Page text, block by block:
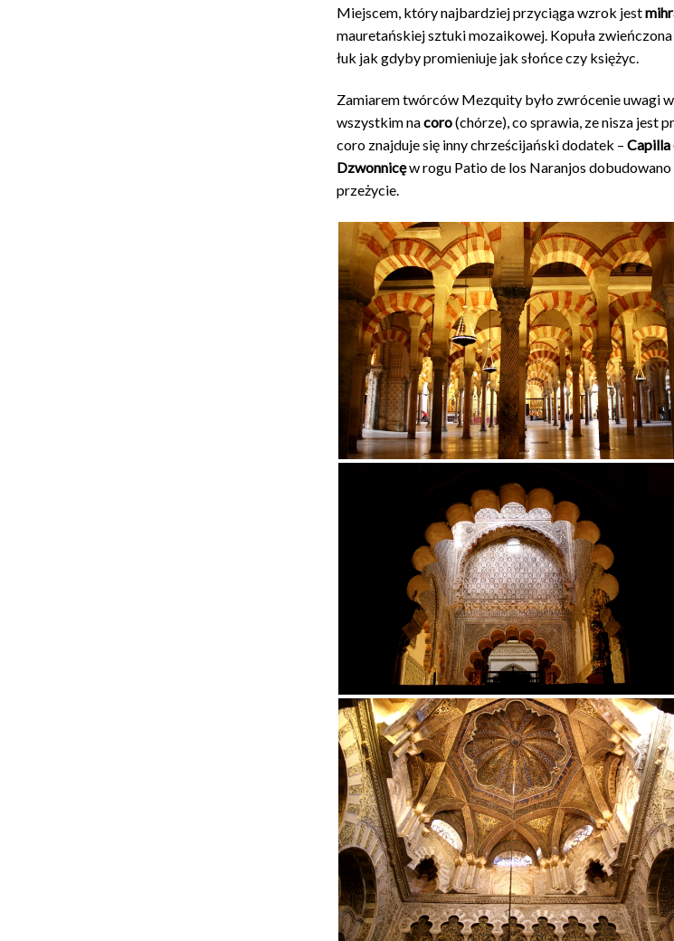
Miejscem, który najbardziej przyciąga wzrok jest
mauretańskiej sztuki mozaikowej. Kopuła
łuk jak gdyby promieniuje jak słońce czy księżyc.
Zamiarem twórców Mezquity było zwrócenie uwagi
wszystkim nacoro(chórze), co sprawia, ze nisza jest
coro znajduje się inny chrześcijański dodatek – Capilla
Dzwonnicęw rogu Patio de los Naranjos
przeżycie.